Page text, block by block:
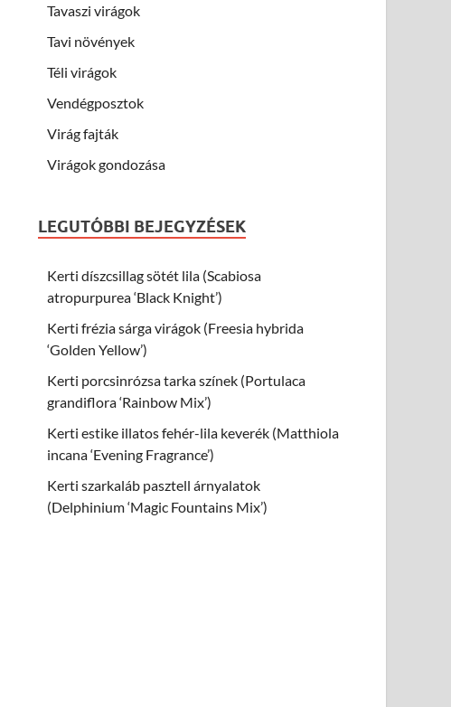
Tavaszi virágok
Tavi növények
Téli virágok
Vendégposztok
Virág fajták
Virágok gondozása
LEGUTÓBBI BEJEGYZÉSEK
Kerti díszcsillag sötét lila (Scabiosa
atropurpurea ‘Black Knight’)
Kerti frézia sárga virágok (Freesia hybrida
‘Golden Yellow’)
Kerti porcsinrózsa tarka színek (Portulaca
grandiflora ‘Rainbow Mix’)
Kerti estike illatos fehér-lila keverék (Matthiola
incana ‘Evening Fragrance’)
Kerti szarkaláb pasztell árnyalatok
(Delphinium ‘Magic Fountains Mix’)